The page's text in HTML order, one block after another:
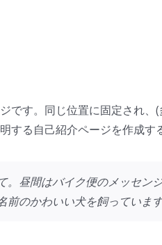
です。同じ位置に固定され
する自己紹介ページを作成す
。昼間はバイク便のメッセン
前のかわいい犬を飼っていま